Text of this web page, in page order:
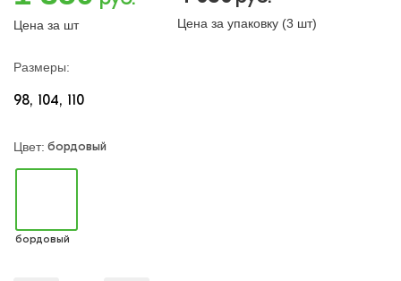
Цена за шт Цена за упаковку (3 шт)
Размеры:
98 104 110
Цвет: бордовый
бордовый